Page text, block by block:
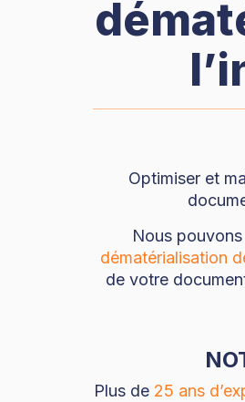
Optimiser et
Nous
dématérialisation
de votre
Plus de 25 ans